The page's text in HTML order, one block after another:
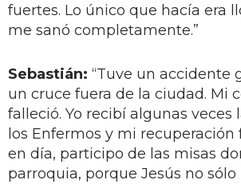
fuertes. Lo único que hacía era
me sanó completamente.”
Sebastián: “Tuve un accidente
un cruce fuera de la ciudad. Mi
falleció. Yo recibí algunas veces
los Enfermos y mi recuperación
en día, participo de las misas
parroquia, porque Jesús no sólo